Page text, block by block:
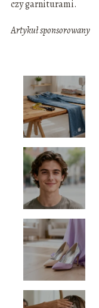
czy garniturami.
Artykuł sponsorowany